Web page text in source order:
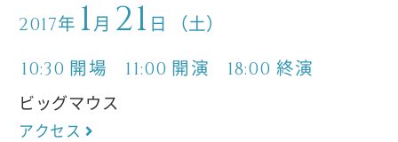
2017年 1月 21 日 （土）
10:30 開場 11:00 開演 18:00 終演
ビッグマウス
アクセス